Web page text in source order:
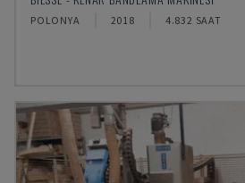
POLONYA 2018 4.832 SAAT